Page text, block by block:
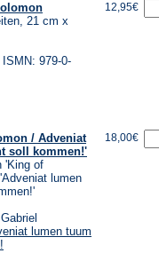
21 cm x
ISMN: 979-0-
12,95€
/ Adveniat
soll kommen!'
'King of
lumen
lumen tuum
18,00€